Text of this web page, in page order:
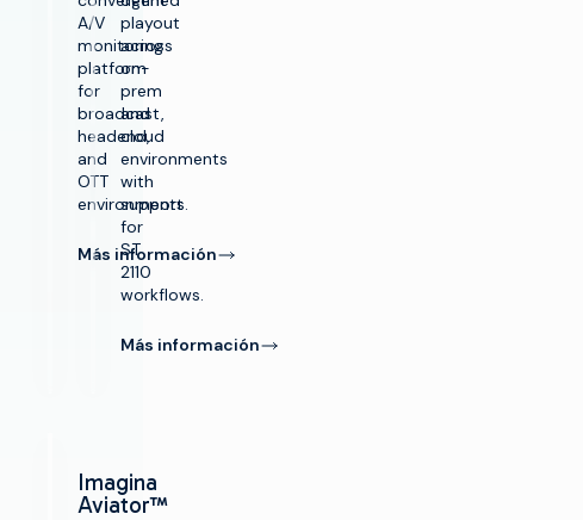
A/V
monitoring
platform
for
broadcast,
headend,
and
OTT
environments.
Más información
playout
across
on-
prem
and
cloud
environments
with
support
for
ST
2110
workflows.
Más información
Imagina
Aviator™